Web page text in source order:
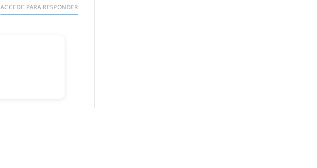
ACCEDE PARA RESPONDER